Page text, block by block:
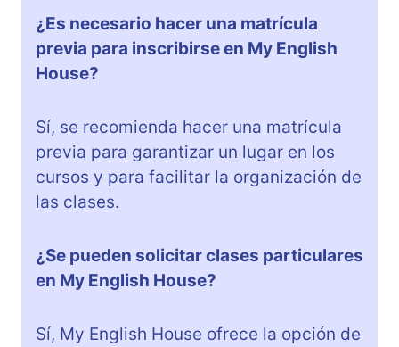
¿Es necesario hacer una matrícula
previa para inscribirse en My English
House?
Sí, se recomienda hacer una matrícula
previa para garantizar un lugar en los
cursos y para facilitar la organización de
las clases.
¿Se pueden solicitar clases particulares
en My English House?
Sí, My English House ofrece la opción de